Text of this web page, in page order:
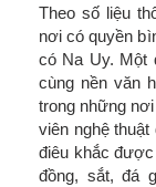
Theo số liệu
nơi có quyền
có Na Uy. Một
cùng nền văn
trong những
viên nghệ
điêu khắc
đồng, sắt, đá